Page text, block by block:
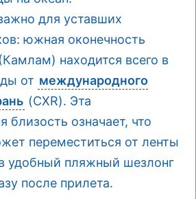
для уставших
южная оконечность
находится всего в
от международного
(CXR). Эта
близость означает, что
переместиться от ленты
удобный пляжный шезлонг
после прилета.